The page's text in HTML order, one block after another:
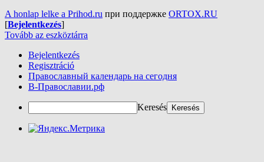
A honlap lelke a Prihod.ru при поддержке ORTOX.RU
[Bejelentkezés]
Tovább az eszköztárra
Bejelentkezés
Regisztráció
Православный календарь на сегодня
В-Православии.рф
Keresés